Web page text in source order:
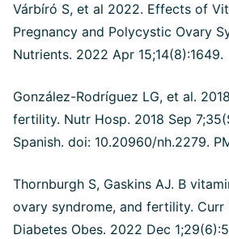
Várbíró S, et al 2022. Effects of
Pregnancy and Polycystic Ovary
Nutrients. 2022 Apr 15;14(8):1649.
González-Rodríguez LG, et al.
fertility. Nutr Hosp. 2018 Sep
Spanish. doi: 10.20960/nh.2279.
Thornburgh S, Gaskins AJ. B
ovary syndrome, and fertility. Curr
Diabetes Obes. 2022 Dec